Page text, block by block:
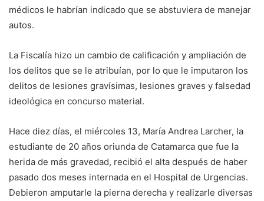
médicos le habrían indicado que se abstuviera de manejar
autos.
La Fiscalía hizo un cambio de calificación y ampliación de
los delitos que se le atribuían, por lo que le imputaron los
delitos de lesiones gravísimas, lesiones graves y falsedad
ideológica en concurso material.
Hace diez días, el miércoles 13, María Andrea Larcher, la
estudiante de 20 años oriunda de Catamarca que fue la
herida de más gravedad, recibió el alta después de haber
pasado dos meses internada en el Hospital de Urgencias.
Debieron amputarle la pierna derecha y realizarle diversas